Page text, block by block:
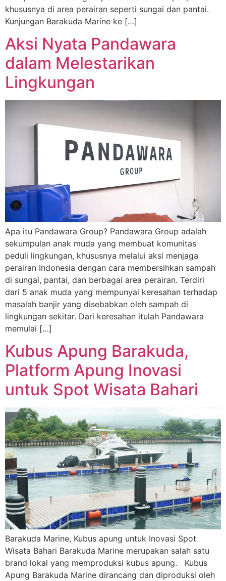
khususnya di area perairan seperti sungai dan pantai.
Kunjungan Barakuda Marine ke […]
Aksi Nyata Pandawara
dalam Melestarikan
Lingkungan
Apa itu Pandawara Group? Pandawara Group adalah
sekumpulan anak muda yang membuat komunitas
peduli lingkungan, khususnya melalui aksi menjaga
perairan Indonesia dengan cara membersihkan sampah
di sungai, pantai, dan berbagai area perairan. Terdiri
dari 5 anak muda yang mempunyai keresahan terhadap
masalah banjir yang disebabkan oleh sampah di
lingkungan sekitar. Dari keresahan itulah Pandawara
memulai […]
Kubus Apung Barakuda,
Platform Apung Inovasi
untuk Spot Wisata Bahari
Barakuda Marine, Kubus apung untuk Inovasi Spot
Wisata Bahari Barakuda Marine merupakan salah satu
brand lokal yang memproduksi kubus apung. Kubus
Apung Barakuda Marine dirancang dan diproduksi oleh